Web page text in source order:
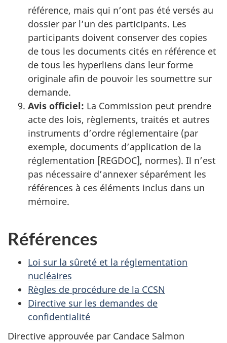
référence, mais qui n’ont pas été versés au
dossier par l’un des participants. Les
participants doivent conserver des copies
de tous les documents cités en référence et
de tous les hyperliens dans leur forme
originale afin de pouvoir les soumettre sur
demande.
Avis officiel: La Commission peut prendre
acte des lois, règlements, traités et autres
instruments d’ordre réglementaire (par
exemple, documents d’application de la
réglementation [REGDOC], normes). Il n’est
pas nécessaire d’annexer séparément les
références à ces éléments inclus dans un
mémoire.
Références
Loi sur la sûreté et la réglementation
nucléaires
Règles de procédure de la CCSN
Directive sur les demandes de
confidentialité
Directive approuvée par Candace Salmon